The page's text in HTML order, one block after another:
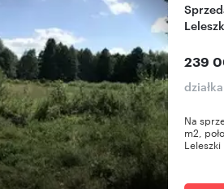
Sprzedam działkę 3682 m² w malowniczych
239
Na
m2,